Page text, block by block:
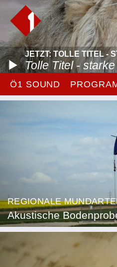
JETZT: TOLLE TITEL -
Tolle Titel -
Ö1 SOUND
REGIONALE
Akustische